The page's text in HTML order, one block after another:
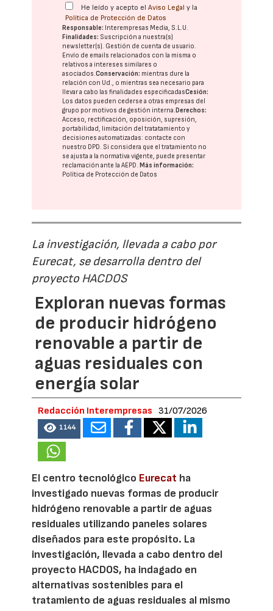
He leído y acepto elAviso Legal y la
Política de Protección de Datos
Responsable: Interempresas Media, S.L.U.
Finalidades: Suscripción a nuestra(s)
newsletter(s). Gestión de cuenta de usuario.
Envío de emails relacionados con la misma o
relativos a intereses similares o
asociados.Conservación: mientras dure la
relación con Ud., o mientras sea necesario para
llevar a cabo las finalidades especificadasCesión:
Los datos pueden cederse a otras empresas del
grupo por motivos de gestión interna. Derechos:
Acceso, rectificación, oposición, supresión,
portabilidad, limitación del tratatamiento y
decisiones automatizadas: contacte con
nuestro DPD. Si considera que el tratamiento no
se ajusta a la normativa vigente, puede presentar
reclamación ante laAEPD. Más información:
Política de Protección de Datos
La investigación, llevada a cabo por
Eurecat, se desarrolla dentro del
proyecto HACDOS
Exploran nuevas formas
de producir hidrógeno
renovable a partir de
aguas residuales con
energía solar
Redacción Interempresas 31/07/2026
1144
El centro tecnológico Eurecat ha
investigado nuevas formas de producir
hidrógeno renovable a partir de aguas
residuales utilizando paneles solares
diseñados para este propósito. La
investigación, llevada a cabo dentro del
proyecto HACDOS, ha indagado en
alternativas sostenibles para el
tratamiento de aguas residuales al mismo